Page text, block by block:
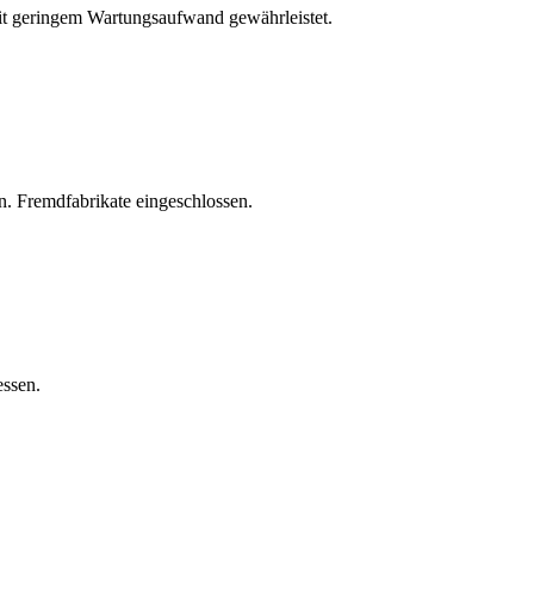
Wartungsaufwand gewährleistet.
Fremdfabrikate eingeschlossen.